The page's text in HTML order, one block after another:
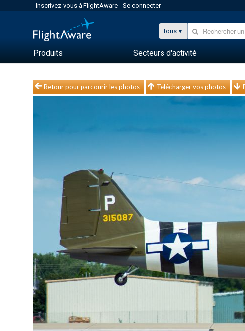
Inscrivez-vous à FlightAware Se connecter
Tous
Produits Secteurs d'activité
Retour pour parcourir les photos Télécharger vos photos